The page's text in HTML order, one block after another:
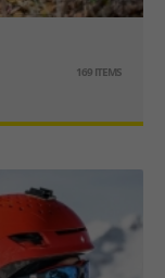
169 ITEMS